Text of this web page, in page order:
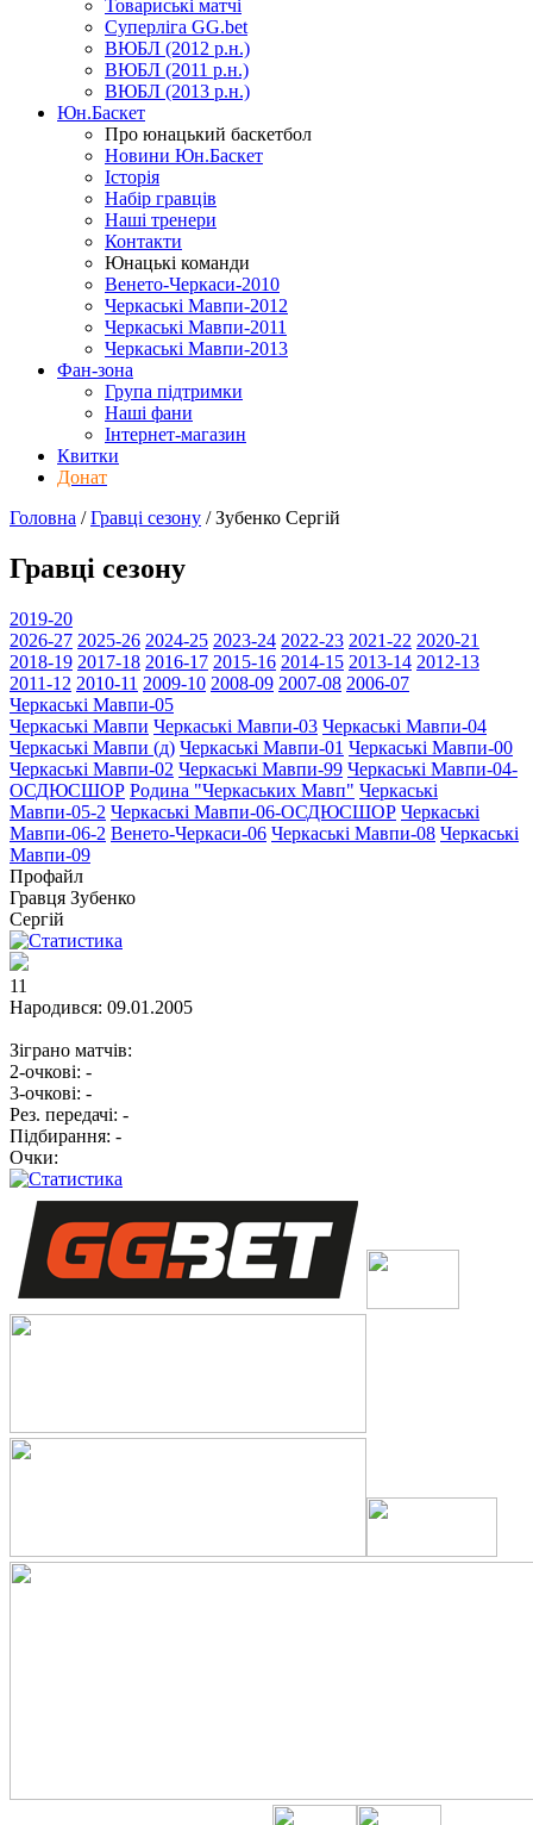
Товариські матчі
Суперліга GG.bet
ВЮБЛ (2012 р.н.)
ВЮБЛ (2011 р.н.)
ВЮБЛ (2013 р.н.)
Юн.Баскет
Про юнацький баскетбол
Новини Юн.Баскет
Історія
Набір гравців
Наші тренери
Контакти
Юнацькі команди
Венето-Черкаси-2010
Черкаські Мавпи-2012
Черкаські Мавпи-2011
Черкаські Мавпи-2013
Фан-зона
Група підтримки
Наші фани
Інтернет-магазин
Квитки
Донат
Головна /Гравці сезону /Зубенко Сергій
Гравці сезону
2019-20
2026-27 2025-26 2024-25 2023-24 2022-23 2021-22 2020-21
2018-19 2017-18 2016-17 2015-16 2014-15 2013-14 2012-13
2011-12 2010-11 2009-10 2008-09 2007-08 2006-07
Черкаські Мавпи-05
Черкаські Мавпи Черкаські Мавпи-03 Черкаські Мавпи-04
Черкаські Мавпи (д) Черкаські Мавпи-01 Черкаські Мавпи-00
Черкаські Мавпи-02 Черкаські Мавпи-99 Черкаські Мавпи-04-
ОСДЮСШОР Родина "Черкаcьких Мавп" Черкаські
Мавпи-05-2 Черкаські Мавпи-06-ОСДЮСШОР Черкаські
Мавпи-06-2 Венето-Черкаси-06 Черкаські Мавпи-08 Черкаські
Мавпи-09
Профайл
Гравця Зубенко
Сергій
11
Народився: 09.01.2005
Зіграно матчів:
2-очкові: -
3-очкові: -
Рез. передачі: -
Підбирання: -
Очки: